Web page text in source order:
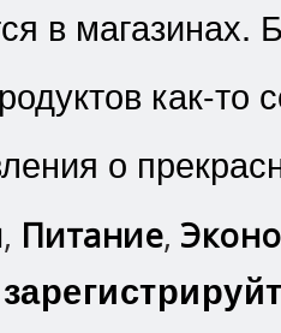
в магазинах.
как-то
о
, Питание,